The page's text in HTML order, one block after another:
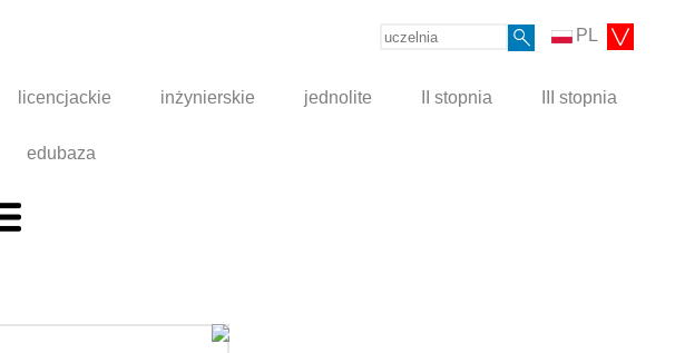
PL
licencjackie inżynierskie jednolite II stopnia III stopnia
edubaza